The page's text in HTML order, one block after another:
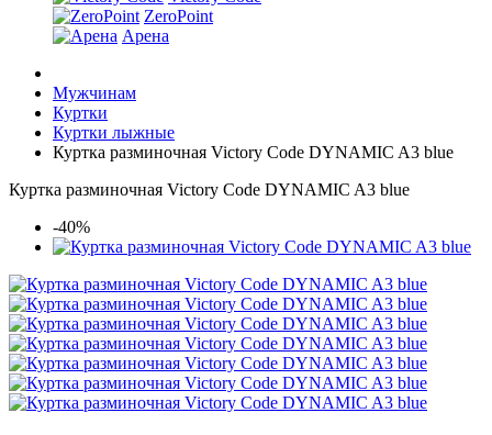
ZeroPoint
Арена
Мужчинам
Куртки
Куртки лыжные
Куртка разминочная Victory Code DYNAMIC A3 blue
Куртка разминочная Victory Code DYNAMIC A3 blue
-40%